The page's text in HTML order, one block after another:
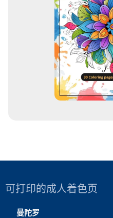
可打印的成人着色页
曼陀罗